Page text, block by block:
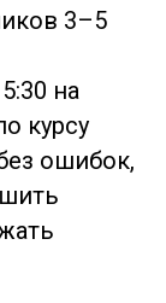
3–5
на
курсу
ошибок,